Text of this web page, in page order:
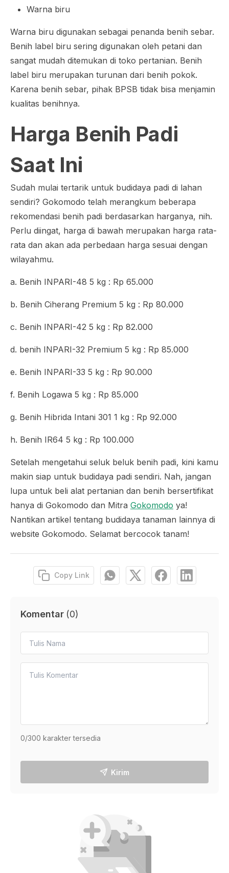
Warna biru
Warna biru digunakan sebagai penanda benih sebar.
Benih label biru sering digunakan oleh petani dan
sangat mudah ditemukan di toko pertanian. Benih
label biru merupakan turunan dari benih pokok.
Karena benih sebar, pihak BPSB tidak bisa menjamin
kualitas benihnya.
Harga Benih Padi
Saat Ini
Sudah mulai tertarik untuk budidaya padi di lahan
sendiri? Gokomodo telah merangkum beberapa
rekomendasi benih padi berdasarkan harganya, nih.
Perlu diingat, harga di bawah merupakan harga rata-
rata dan akan ada perbedaan harga sesuai dengan
wilayahmu.
a. Benih INPARI-48 5 kg : Rp 65.000
b. Benih Ciherang Premium 5 kg : Rp 80.000
c. Benih INPARI-42 5 kg : Rp 82.000
d. benih INPARI-32 Premium 5 kg : Rp 85.000
e. Benih INPARI-33 5 kg : Rp 90.000
f. Benih Logawa 5 kg : Rp 85.000
g. Benih Hibrida Intani 301 1 kg : Rp 92.000
h. Benih IR64 5 kg : Rp 100.000
Setelah mengetahui seluk beluk benih padi, kini kamu
makin siap untuk budidaya padi sendiri. Nah, jangan
lupa untuk beli alat pertanian dan benih bersertifikat
hanya di Gokomodo dan Mitra Gokomodo ya!
Nantikan artikel tentang budidaya tanaman lainnya di
website Gokomodo. Selamat bercocok tanam!
Copy Link
Komentar (0)
0/300 karakter tersedia
Kirim